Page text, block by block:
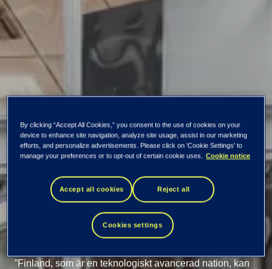
Teknologi som
verktyg för en
hållbar framtid
”Finland, som är en teknologiskt avancerad nation, kan
By clicking “Accept All Cookies,” you consent to the use of cookies on your
device to enhance site navigation, analyze site usage, assist in our marketing
efforts, and personalize advertisements. Please click on 'Cookie Settings' to
manage your preferences or to opt-out of certain cookie uses.
Cookie notice
Accept all cookies Reject all
Cookies settings